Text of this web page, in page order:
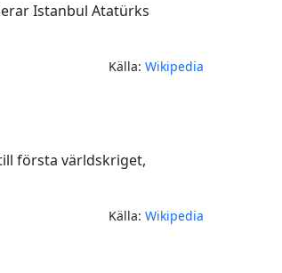
Istanbul Atatürks
Källa: Wikipedia
första världskriget,
Källa: Wikipedia